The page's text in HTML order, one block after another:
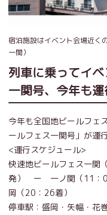
宿泊施設はイベント会場近く
一関）
列車に乗ってイ
一関号、今年も
今年も全国地ビールフェ
ールフェス一関号」が運
<運行スケジュール>
快速地ビールフェス一関
発） ー 一ノ関（11：
岡（20：26着）
停車駅：盛岡・矢幅・花